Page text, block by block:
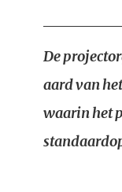
De
aard van
waarin het